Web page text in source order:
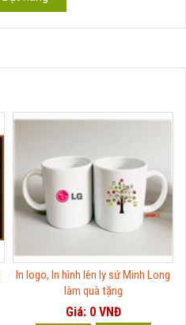
In logo, In hình lên ly sứ Minh Long
làm quà tặng
Giá: 0 VNĐ